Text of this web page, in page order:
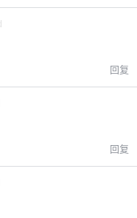
回复
回复